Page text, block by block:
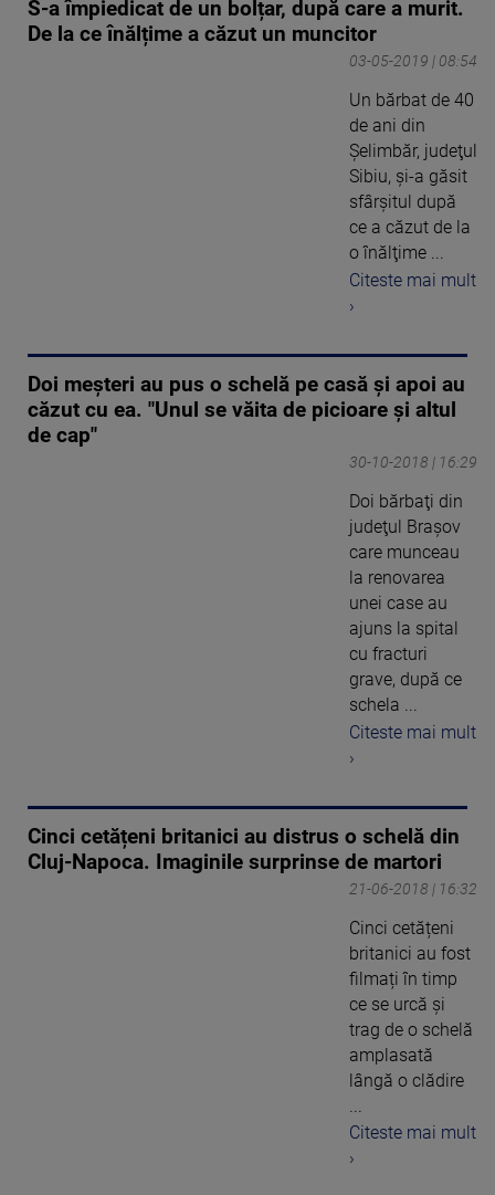
S-a împiedicat de un bolțar, după care a murit.
De la ce înălțime a căzut un muncitor
03-05-2019 | 08:54
Un bărbat de 40
de ani din
Șelimbăr, judeţul
Sibiu, şi-a găsit
sfârşitul după
ce a căzut de la
o înălţime ...
Citeste mai mult
›
Doi meşteri au pus o schelă pe casă şi apoi au
căzut cu ea. "Unul se văita de picioare şi altul
de cap"
30-10-2018 | 16:29
Doi bărbaţi din
judeţul Braşov
care munceau
la renovarea
unei case au
ajuns la spital
cu fracturi
grave, după ce
schela ...
Citeste mai mult
›
Cinci cetățeni britanici au distrus o schelă din
Cluj-Napoca. Imaginile surprinse de martori
21-06-2018 | 16:32
Cinci cetățeni
britanici au fost
filmați în timp
ce se urcă și
trag de o schelă
amplasată
lângă o clădire
Citeste mai mult
›